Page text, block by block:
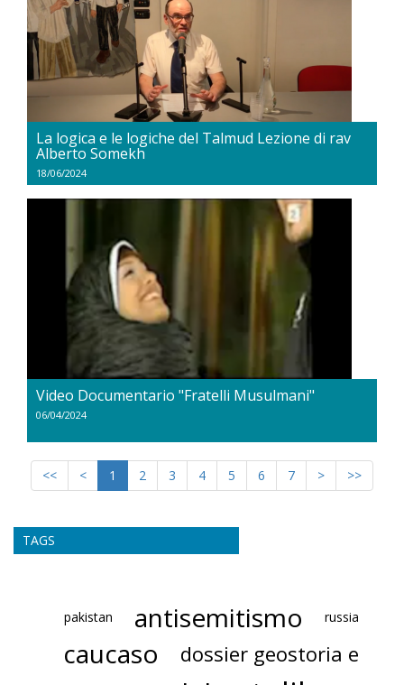
La logica e le logiche del Talmud Lezione di rav
Alberto Somekh
18/06/2024
Video Documentario "Fratelli Musulmani"
06/04/2024
<< < 1 2 3 4 5 6 7 > >>
TAGS
pakistan antisemitismo russia
caucaso
dossier geostoria e